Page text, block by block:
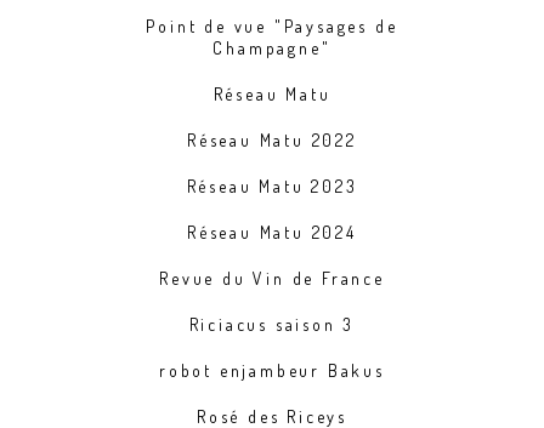
Point de vue "Paysages de
Champagne"
Réseau Matu
Réseau Matu 2022
Réseau Matu 2023
Réseau Matu 2024
Revue du Vin de France
Riciacus saison 3
robot enjambeur Bakus
Rosé des Riceys